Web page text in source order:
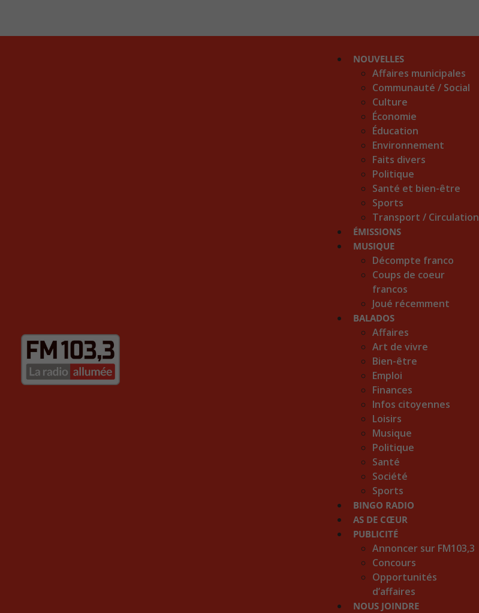
NOUVELLES
Affaires municipales
Communauté / Social
Culture
Économie
Éducation
Environnement
Faits divers
Politique
Santé et bien-être
Sports
Transport / Circulation
ÉMISSIONS
MUSIQUE
Décompte franco
Coups de coeur
francos
Joué récemment
BALADOS
Affaires
Art de vivre
Bien-être
Emploi
Finances
Infos citoyennes
Loisirs
Musique
Politique
Santé
Société
Sports
BINGO RADIO
AS DE CŒUR
PUBLICITÉ
Annoncer sur FM103,3
Concours
Opportunités
d’affaires
NOUS JOINDRE